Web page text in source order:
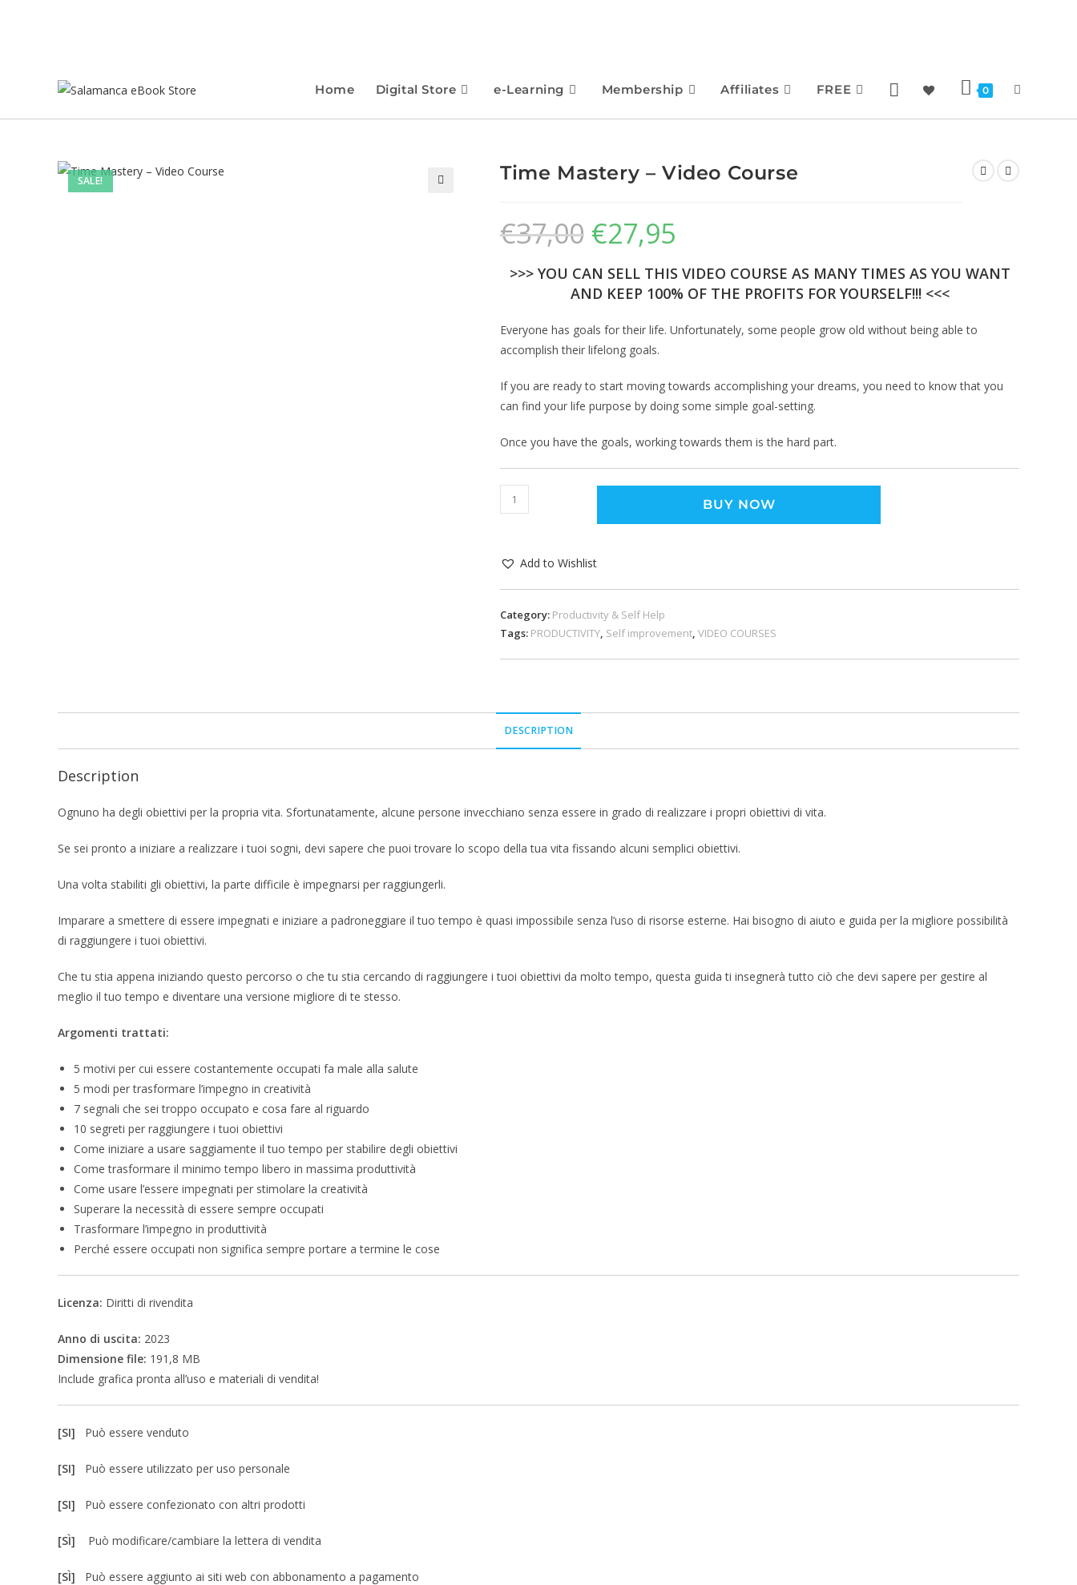
Home Digital Store e-Learning Membership Affiliates FREE 0
SALE! Time Mastery – Video Course
€37,00 €27,95
>>> YOU CAN SELL THIS VIDEO COURSE AS MANY TIMES AS YOU WANT
AND KEEP 100% OF THE PROFITS FOR YOURSELF!!! <<<
Everyone has goals for their life. Unfortunately, some people grow old without being able to
accomplish their lifelong goals.
If you are ready to start moving towards accomplishing your dreams, you need to know that you
can find your life purpose by doing some simple goal-setting.
Once you have the goals, working towards them is the hard part.
BUY NOW
Add to Wishlist
Category: Productivity & Self Help
Tags: PRODUCTIVITY, Self improvement, VIDEO COURSES
DESCRIPTION
Description
Ognuno ha degli obiettivi per la propria vita. Sfortunatamente, alcune persone invecchiano senza essere in grado di realizzare i propri obiettivi di vita.
Se sei pronto a iniziare a realizzare i tuoi sogni, devi sapere che puoi trovare lo scopo della tua vita fissando alcuni semplici obiettivi.
Una volta stabiliti gli obiettivi, la parte difficile è impegnarsi per raggiungerli.
Imparare a smettere di essere impegnati e iniziare a padroneggiare il tuo tempo è quasi impossibile senza l’uso di risorse esterne. Hai bisogno di aiuto e guida per la migliore possibilità
di raggiungere i tuoi obiettivi.
Che tu stia appena iniziando questo percorso o che tu stia cercando di raggiungere i tuoi obiettivi da molto tempo, questa guida ti insegnerà tutto ciò che devi sapere per gestire al
meglio il tuo tempo e diventare una versione migliore di te stesso.
Argomenti trattati:
5 motivi per cui essere costantemente occupati fa male alla salute
5 modi per trasformare l’impegno in creatività
7 segnali che sei troppo occupato e cosa fare al riguardo
10 segreti per raggiungere i tuoi obiettivi
Come iniziare a usare saggiamente il tuo tempo per stabilire degli obiettivi
Come trasformare il minimo tempo libero in massima produttività
Come usare l’essere impegnati per stimolare la creatività
Superare la necessità di essere sempre occupati
Trasformare l’impegno in produttività
Perché essere occupati non significa sempre portare a termine le cose
Licenza: Diritti di rivendita
Anno di uscita: 2023
Dimensione file: 191,8 MB
Include grafica pronta all’uso e materiali di vendita!
[SI] Può essere venduto
[SI] Può essere utilizzato per uso personale
[SI] Può essere confezionato con altri prodotti
[SÌ] Può modificare/cambiare la lettera di vendita
[SÌ] Può essere aggiunto ai siti web con abbonamento a pagamento